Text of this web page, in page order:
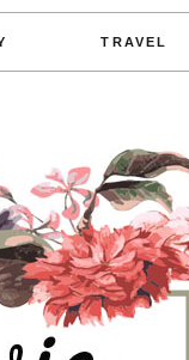
TRAVEL